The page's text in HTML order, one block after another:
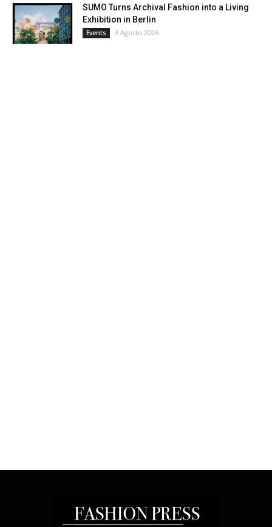
SUMO Turns Archival Fashion into a Living
Exhibition in Berlin
Events 3 Agosto 2026